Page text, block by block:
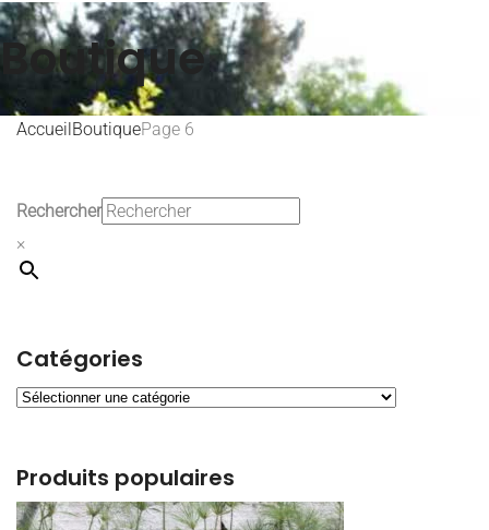
Boutique
AccueilBoutiquePage 6
Rechercher
×
Catégories
Produits populaires